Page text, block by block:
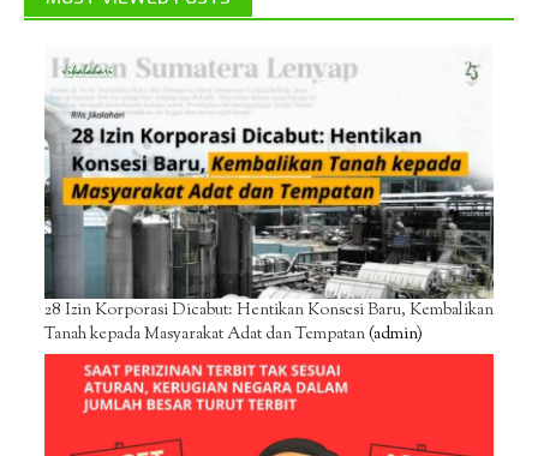
28 Izin Korporasi Dicabut: Hentikan Konsesi Baru, Kembalikan
Tanah kepada Masyarakat Adat dan Tempatan(admin)